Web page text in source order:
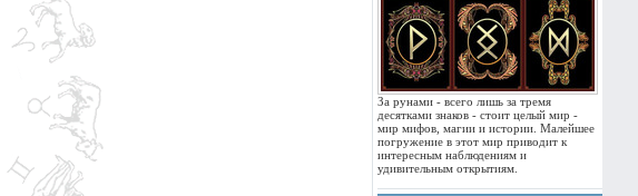
За рунами - всего лишь за тремя
десятками знаков - стоит целый мир -
мир мифов, магии и истории. Малейшее
погружение в этот мир приводит к
интересным наблюдениям и
удивительным открытиям.